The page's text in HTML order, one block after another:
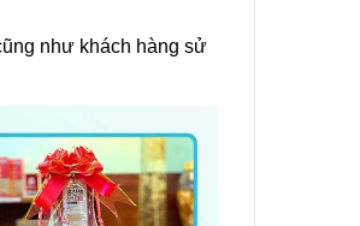
như khách hàng sử